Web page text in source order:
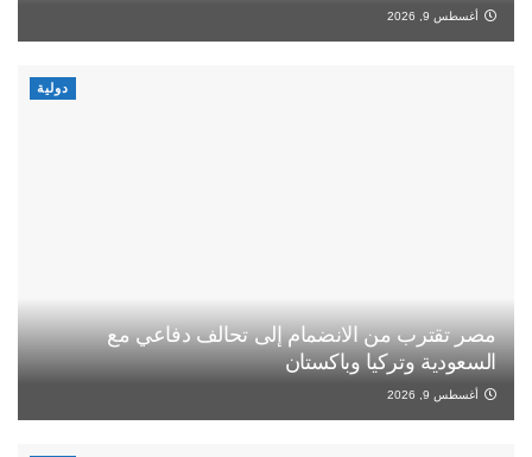
أغسطس 9, 2026
دولية
مصر تقترب من الانضمام إلى تحالف دفاعي مع
السعودية وتركيا وباكستان
أغسطس 9, 2026